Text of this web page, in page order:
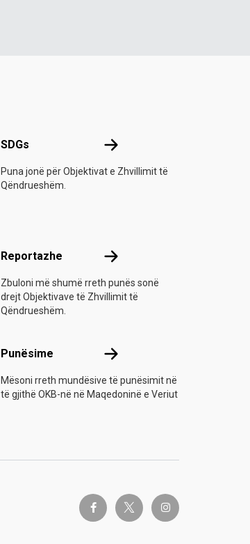
SDGs SDGs
Puna jonë për Objektivat e Zhvillimit të
Qëndrueshëm.
Reportazhe Reportazhe
Zbuloni më shumë rreth punës sonë
drejt Objektivave të Zhvillimit të
Qëndrueshëm.
Punësime Punësime
Mësoni rreth mundësive të punësimit në
të gjithë OKB-në në Maqedoninë e Veriut
facebook-ftwitter-x instagram